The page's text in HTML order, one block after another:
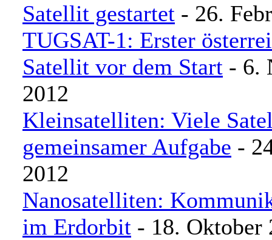
Satellit gestartet - 26.
TUGSAT-1: Erster
Satellit vor dem Start - 6.
2012
Kleinsatelliten: Viele
gemeinsamer Aufgabe -
2012
Nanosatelliten:
im Erdorbit - 18. Oktober